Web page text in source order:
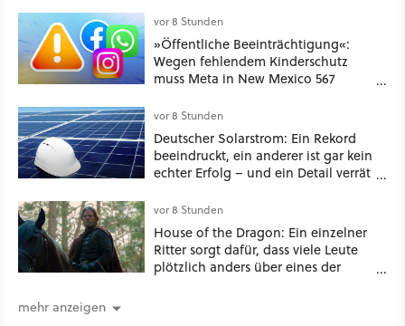
funktionierende PlayStation [Best of
GameStar]
vor 8 Stunden
»Öffentliche Beeinträchtigung«:
Wegen fehlendem Kinderschutz
muss Meta in New Mexico 567
vor 8 Stunden
Deutscher Solarstrom: Ein Rekord
beeindruckt, ein anderer ist gar kein
echter Erfolg – und ein Detail verrät
jede Zahl
vor 8 Stunden
House of the Dragon: Ein einzelner
Ritter sorgt dafür, dass viele Leute
plötzlich anders über eines der
mehr anzeigen